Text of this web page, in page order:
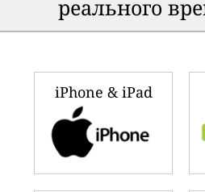
реального
iPhone & iPad